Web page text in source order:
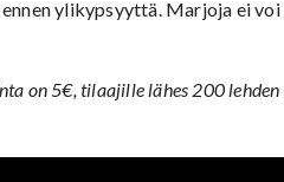
ylikypsyyttä. Marjoja ei
on 5€, tilaajille lähes 200